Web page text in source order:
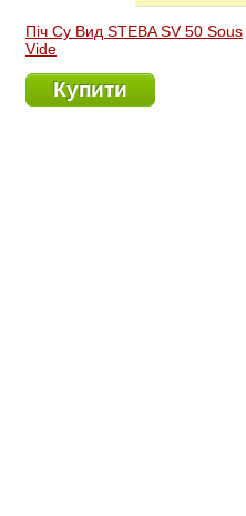
Піч Су Вид STEBA SV 50 Sous
Vide
Купити